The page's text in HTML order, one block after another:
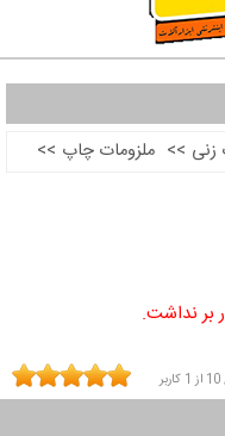
>> ملزومات چاپ >>
بر نداشت.
10 از 1 کاربر